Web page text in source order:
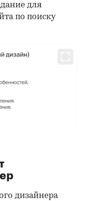
для
по поиску
дизайнера